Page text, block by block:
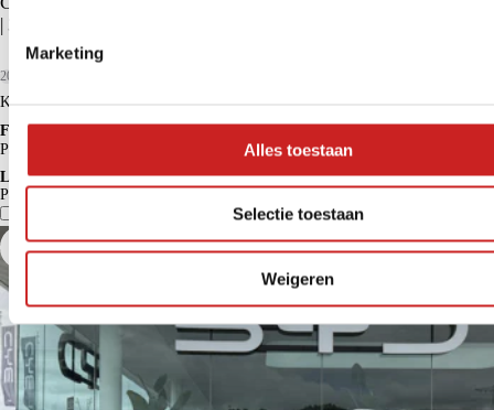
Marketing
Alles toestaan
Selectie toestaan
Weigeren
| 360° | ADAPTIVE | STOELVERWARMING
2023
Kopen
Financieren p/m vanaf
Particulier
Lease p/m vanaf
Particulier